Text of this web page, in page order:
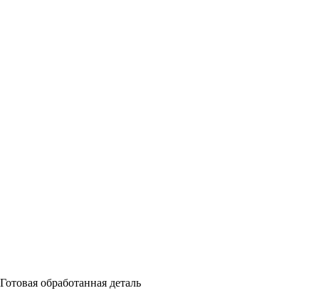
Готовая обработанная деталь